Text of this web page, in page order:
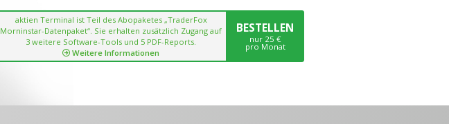
aktien Terminal ist Teil des Abopaketes „TraderFox
Morninstar-Datenpaket“. Sie erhalten zusätzlich Zugang auf
3 weitere Software-Tools und 5 PDF-Reports.
Weitere Informationen
BESTELLEN
nur 25 €
pro Monat